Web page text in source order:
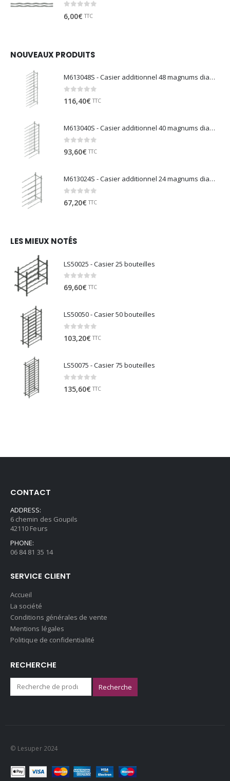
6,00€ TTC
NOUVEAUX PRODUITS
M613048S - Casier additionnel 48 magnums diamètre 130
0 sur 5
116,40€ TTC
M613040S - Casier additionnel 40 magnums diamètre 130
0sur 5
93,60€ TTC
M613024S - Casier additionnel 24 magnums diamètre 130
67,20€ TTC
LES MIEUX NOTÉS
LS50025 - Casier 25 bouteilles
0 sur 5
69,60€ TTC
LS50050 - Casier 50 bouteilles
0 sur 5
103,20€ TTC
LS50075 - Casier 75 bouteilles
135,60€ TTC
CONTACT
ADDRESS:
6 chemin des Goupils
42110 Feurs
PHONE:
06 84 81 35 14
SERVICE CLIENT
Accueil
La société
Conditions générales de vente
Mentions légales
Politique de confidentialité
RECHERCHE
Recherche
© Lesuper 2024